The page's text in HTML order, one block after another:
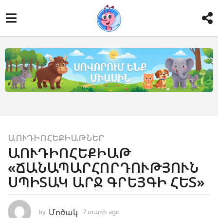
7
տ
ա
ր
ի
a
ԱՈՒԴԻՈՀԵՔԻԱԹՆԵՐ
ԱՈՒԴԻՈՀԵՔԻԱԹ
«ՃԱՆԱՊԱՐՀՈՐԴՈՒԹՅՈՒՆ
ՍՊԻՏԱԿ ԱՐՋ ԳՐԵՅԳԻ ՀԵՏ»
by Մոծակ 7 տարի ago